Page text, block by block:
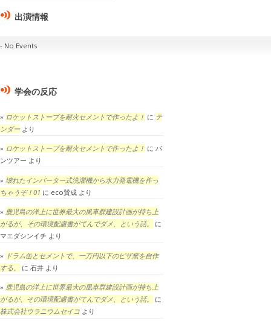
出演情報
No Events
学会の反応
ロケットストーブを耐火セメントで作ったよ！ に テ
ンダーより
ロケットストーブを耐火セメントで作ったよ！ に パ
ンツアー より
壊れたインバーター式洗濯機から水力発電機を作っ
ちゃうぞ！01 に eco賛成 より
鹿児島の洋上に世界最大の風車群建設計画が持ち上
がるが、その環境配慮書がてんでダメ、という話。
に
マエダシンイチ より
ドラム缶とセメントで、一万円以下のピザ窯を自作
する。
に 石井 より
鹿児島の洋上に世界最大の風車群建設計画が持ち上
がるが、その環境配慮書がてんでダメ、という話。
に
株式会社ウラニウムセイコ より